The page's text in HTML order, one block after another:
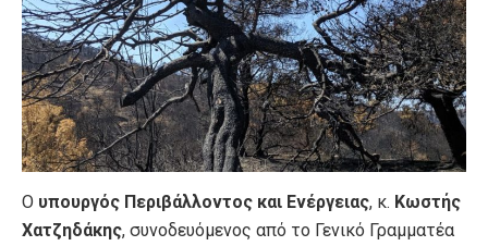
Ο υπουργός Περιβάλλοντος και Ενέργειας, κ. Κωστής
Χατζηδάκης, συνοδευόμενος από το Γενικό Γραμματέα